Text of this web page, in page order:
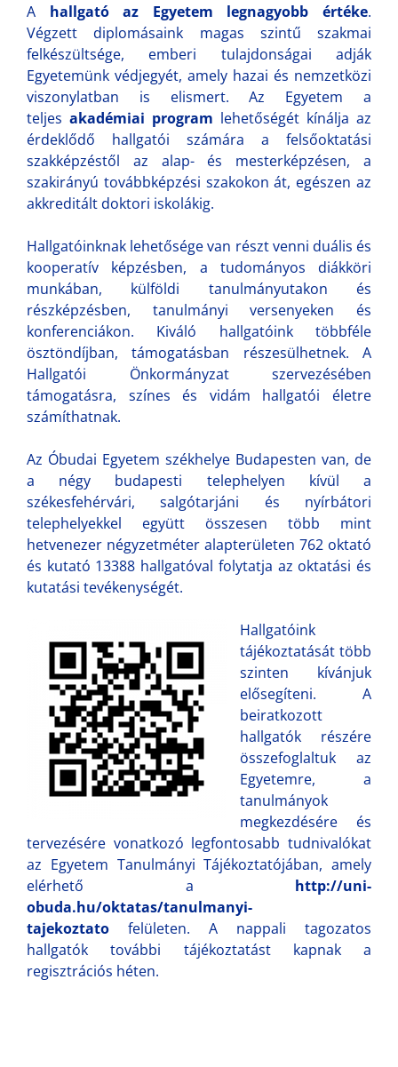
A hallgató az Egyetem legnagyobb értéke.
Végzett diplomásaink magas szintű szakmai
felkészültsége, emberi tulajdonságai adják
Egyetemünk védjegyét, amely hazai és nemzetközi
viszonylatban is elismert. Az Egyetem a
teljes akadémiai program lehetőségét kínálja az
érdeklődő hallgatói számára a felsőoktatási
szakképzéstől az alap- és mesterképzésen, a
szakirányú továbbképzési szakokon át, egészen az
akkreditált doktori iskolákig.
Hallgatóinknak lehetősége van részt venni duális és
kooperatív képzésben, a tudományos diákköri
munkában, külföldi tanulmányutakon és
részképzésben, tanulmányi versenyeken és
konferenciákon. Kiváló hallgatóink többféle
ösztöndíjban, támogatásban részesülhetnek. A
Hallgatói Önkormányzat szervezésében
támogatásra, színes és vidám hallgatói életre
számíthatnak.
Az Óbudai Egyetem székhelye Budapesten van, de
a négy budapesti telephelyen kívül a
székesfehérvári, salgótarjáni és nyírbátori
telephelyekkel együtt összesen több mint
hetvenezer négyzetméter alapterületen 762 oktató
és kutató 13388 hallgatóval folytatja az oktatási és
kutatási tevékenységét.
Hallgatóink
tájékoztatását több
szinten kívánjuk
elősegíteni. A
beiratkozott
hallgatók részére
összefoglaltuk az
Egyetemre, a
tanulmányok
megkezdésére és
tervezésére vonatkozó legfontosabb tudnivalókat
az Egyetem Tanulmányi Tájékoztatójában, amely
elérhető a http://uni-
obuda.hu/oktatas/tanulmanyi-
tajekoztato felületen. A nappali tagozatos
hallgatók további tájékoztatást kapnak a
regisztrációs héten.